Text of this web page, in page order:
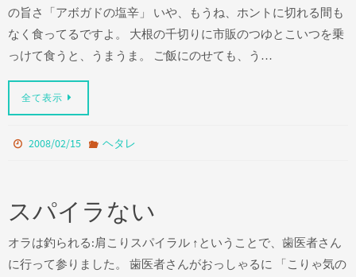
の旨さ「アボガドの塩辛」 いや、もうね、ホントに切れる間も
なく食ってるですよ。 大根の千切りに市販のつゆとこいつを乗
っけて食うと、うまうま。 ご飯にのせても、う…
全て表示
2008/02/15 ヘタレ
スパイラない
オラは釣られる:肩こりスパイラル ↑ということで、歯医者さん
に行って参りました。 歯医者さんがおっしゃるに 「こりゃ気の